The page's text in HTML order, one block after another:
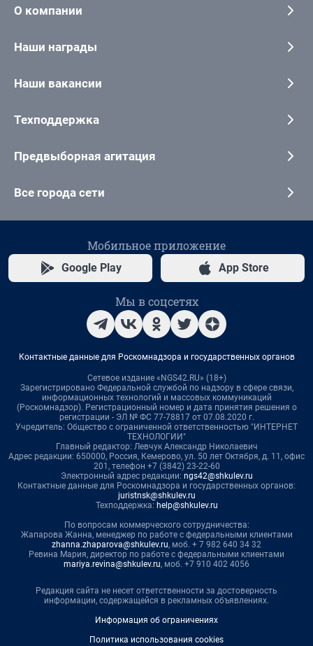
О компании
Наши награды
Наши вакансии
Техподдержка
Предвыборная агитация
Все города сети
Мобильное приложение
Google Play App Store
Мы в соцсетях
Контактные данные для Роскомнадзора и государственных органов
Сетевое издание «NGS42.RU» (18+)
Зарегистрировано Федеральной службой по надзору в сфере связи,
информационных технологий и массовых коммуникаций
(Роскомнадзор). Регистрационный номер и дата принятия решения о
регистрации - ЭЛ № ФС 77-78817 от 07.08.2020 г.
Учредитель: Общество с ограниченной ответственностью "ИНТЕРНЕТ
ТЕХНОЛОГИИ"
Главный редактор: Левчук Александр Николаевич
Адрес редакции: 650000, Россия, Кемерово, ул. 50 лет Октября, д. 11, офис
201, телефон +7 (3842) 23-22-60
Электронный адрес редакции: ngs42@shkulev.ru
Контактные данные для Роскомнадзора и государственных органов:
juristnsk@shkulev.ru
Техподдержка: help@shkulev.ru
По вопросам коммерческого сотрудничества:
Жапарова Жанна, менеджер по работе с федеральными клиентами
zhanna.zhaparova@shkulev.ru, моб. + 7 982 640 34 32
Ревина Мария, директор по работе с федеральными клиентами
mariya.revina@shkulev.ru, моб. +7 910 402 4056
Редакция сайта не несет ответственности за достоверность
информации, содержащейся в рекламных объявлениях.
Информация об ограничениях
Политика использования cookies